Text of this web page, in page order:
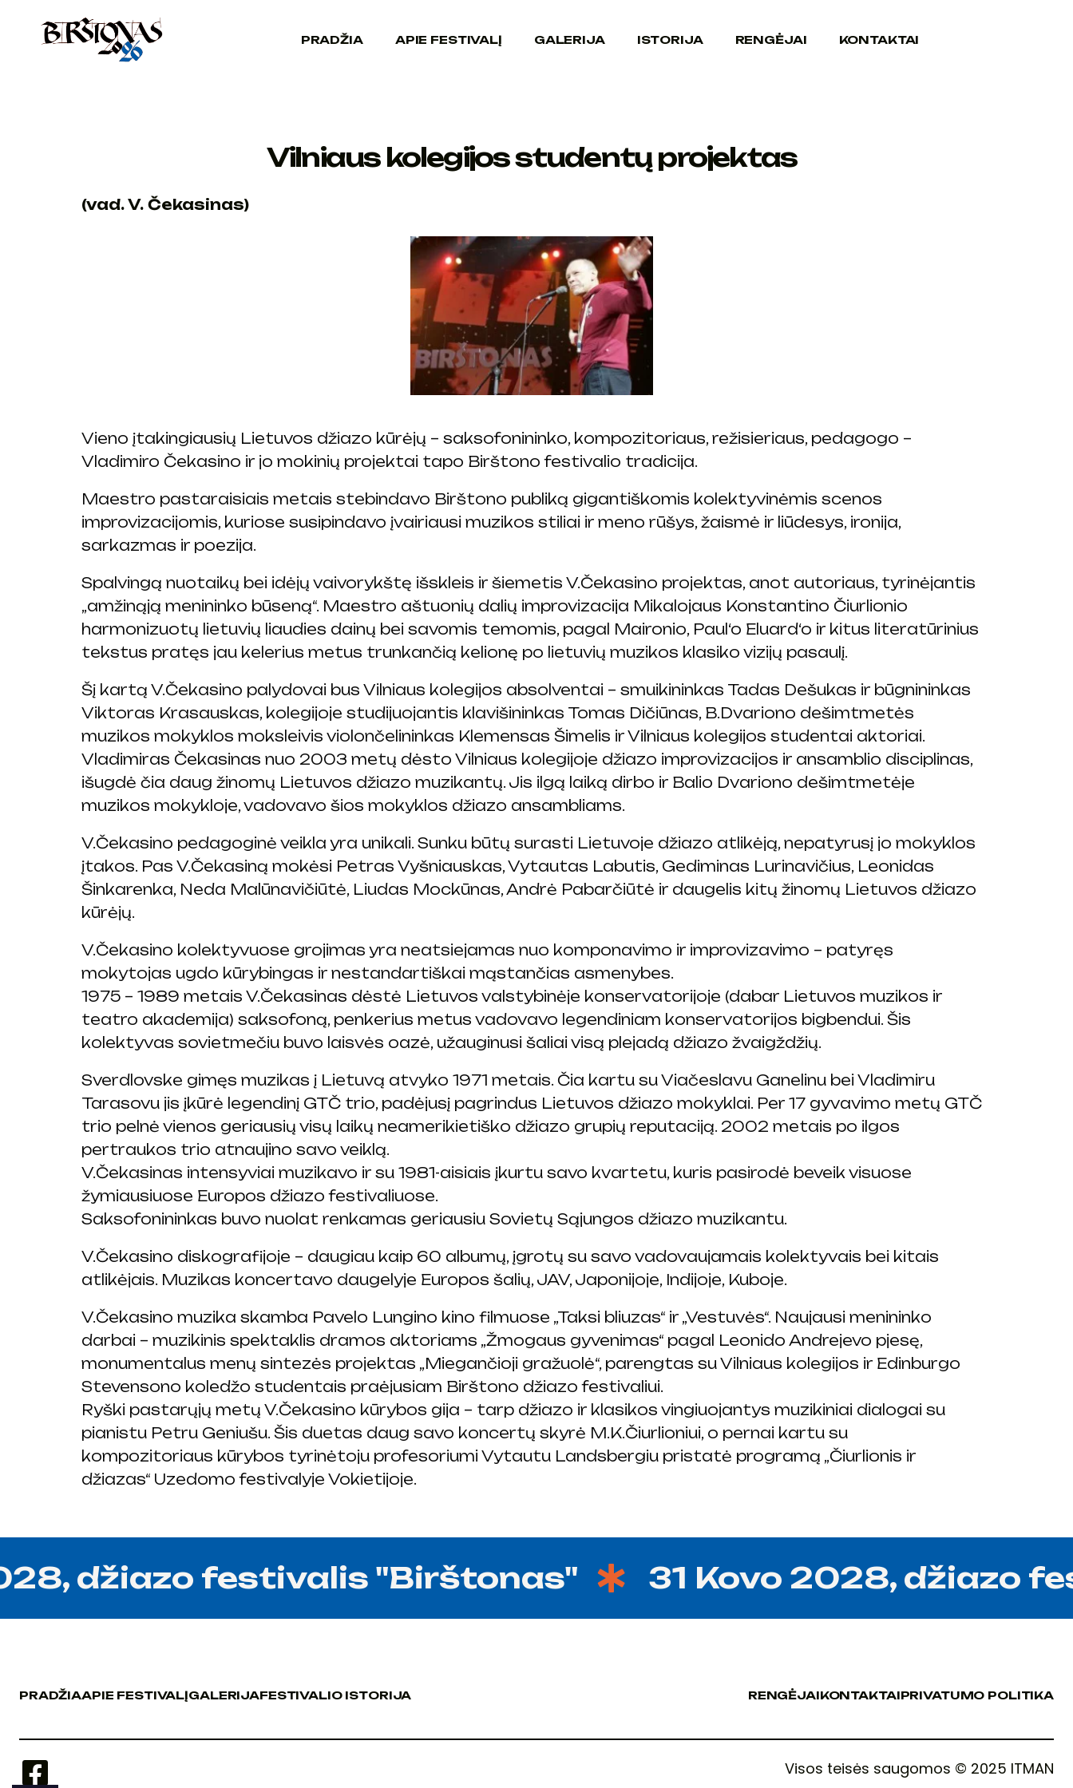
PRADŽIA APIE FESTIVALĮ GALERIJA ISTORIJA RENGĖJAI KONTAKTAI
Vilniaus kolegijos studentų projektas
(vad. V. Čekasinas)
Vieno įtakingiausių Lietuvos džiazo kūrėjų – saksofonininko, kompozitoriaus, režisieriaus, pedagogo –
Vladimiro Čekasino ir jo mokinių projektai tapo Birštono festivalio tradicija.
Maestro pastaraisiais metais stebindavo Birštono publiką gigantiškomis kolektyvinėmis scenos
improvizacijomis, kuriose susipindavo įvairiausi muzikos stiliai ir meno rūšys, žaismė ir liūdesys, ironija,
sarkazmas ir poezija.
Spalvingą nuotaikų bei idėjų vaivorykštę išskleis ir šiemetis V.Čekasino projektas, anot autoriaus, tyrinėjantis
„amžinąją menininko būseną“. Maestro aštuonių dalių improvizacija Mikalojaus Konstantino Čiurlionio
harmonizuotų lietuvių liaudies dainų bei savomis temomis, pagal Maironio, Paul‘o Eluard‘o ir kitus literatūrinius
tekstus pratęs jau kelerius metus trunkančią kelionę po lietuvių muzikos klasiko vizijų pasaulį.
Šį kartą V.Čekasino palydovai bus Vilniaus kolegijos absolventai – smuikininkas Tadas Dešukas ir būgnininkas
Viktoras Krasauskas, kolegijoje studijuojantis klavišininkas Tomas Dičiūnas, B.Dvariono dešimtmetės
muzikos mokyklos moksleivis violončelininkas Klemensas Šimelis ir Vilniaus kolegijos studentai aktoriai.
Vladimiras Čekasinas nuo 2003 metų dėsto Vilniaus kolegijoje džiazo improvizacijos ir ansamblio disciplinas,
išugdė čia daug žinomų Lietuvos džiazo muzikantų. Jis ilgą laiką dirbo ir Balio Dvariono dešimtmetėje
muzikos mokykloje, vadovavo šios mokyklos džiazo ansambliams.
V.Čekasino pedagoginė veikla yra unikali. Sunku būtų surasti Lietuvoje džiazo atlikėją, nepatyrusį jo mokyklos
įtakos. Pas V.Čekasiną mokėsi Petras Vyšniauskas, Vytautas Labutis, Gediminas Lurinavičius, Leonidas
Šinkarenka, Neda Malūnavičiūtė, Liudas Mockūnas, Andrė Pabarčiūtė ir daugelis kitų žinomų Lietuvos džiazo
kūrėjų.
V.Čekasino kolektyvuose grojimas yra neatsiejamas nuo komponavimo ir improvizavimo – patyręs
mokytojas ugdo kūrybingas ir nestandartiškai mąstančias asmenybes.
1975 – 1989 metais V.Čekasinas dėstė Lietuvos valstybinėje konservatorijoje (dabar Lietuvos muzikos ir
teatro akademija) saksofoną, penkerius metus vadovavo legendiniam konservatorijos bigbendui. Šis
kolektyvas sovietmečiu buvo laisvės oazė, užauginusi šaliai visą plejadą džiazo žvaigždžių.
Sverdlovske gimęs muzikas į Lietuvą atvyko 1971 metais. Čia kartu su Viačeslavu Ganelinu bei Vladimiru
Tarasovu jis įkūrė legendinį GTČ trio, padėjusį pagrindus Lietuvos džiazo mokyklai. Per 17 gyvavimo metų GTČ
trio pelnė vienos geriausių visų laikų neamerikietiško džiazo grupių reputaciją. 2002 metais po ilgos
pertraukos trio atnaujino savo veiklą.
V.Čekasinas intensyviai muzikavo ir su 1981-aisiais įkurtu savo kvartetu, kuris pasirodė beveik visuose
žymiausiuose Europos džiazo festivaliuose.
Saksofonininkas buvo nuolat renkamas geriausiu Sovietų Sąjungos džiazo muzikantu.
V.Čekasino diskografijoje – daugiau kaip 60 albumų, įgrotų su savo vadovaujamais kolektyvais bei kitais
atlikėjais. Muzikas koncertavo daugelyje Europos šalių, JAV, Japonijoje, Indijoje, Kuboje.
V.Čekasino muzika skamba Pavelo Lungino kino filmuose „Taksi bliuzas“ ir „Vestuvės“. Naujausi menininko
darbai – muzikinis spektaklis dramos aktoriams „Žmogaus gyvenimas“ pagal Leonido Andrejevo pjesę,
monumentalus menų sintezės projektas „Miegančioji gražuolė“, parengtas su Vilniaus kolegijos ir Edinburgo
Stevensono koledžo studentais praėjusiam Birštono džiazo festivaliui.
Ryški pastarųjų metų V.Čekasino kūrybos gija – tarp džiazo ir klasikos vingiuojantys muzikiniai dialogai su
pianistu Petru Geniušu. Šis duetas daug savo koncertų skyrė M.K.Čiurlioniui, o pernai kartu su
kompozitoriaus kūrybos tyrinėtoju profesoriumi Vytautu Landsbergiu pristatė programą „Čiurlionis ir
džiazas“ Uzedomo festivalyje Vokietijoje.
džiazo festivalis "Birštonas" 31 Kovo 2028, džiazo
PRADŽIAAPIE FESTIVALĮGALERIJAFESTIVALIO ISTORIJA
RENGĖJAIKONTAKTAIPRIVATUMO POLITIKA
Visos teisės saugomos © 2025 ITMAN